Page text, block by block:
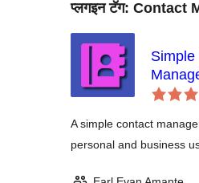
प्लगइन टॅग: Contact
Simple
A simple contact
personal and business